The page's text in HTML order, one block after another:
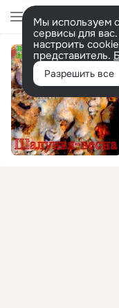
Мы используем
сервисы для
настроить
представитель.
Разрешить все